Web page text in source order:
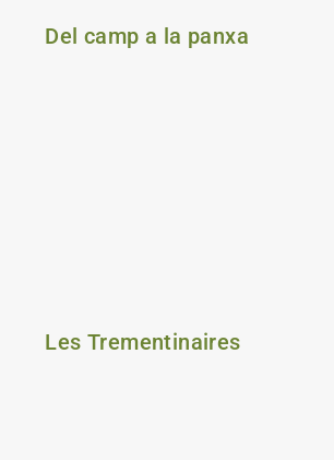
Del camp a la panxa
Les Trementinaires